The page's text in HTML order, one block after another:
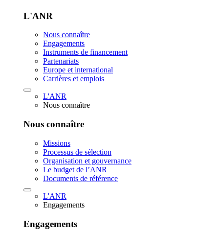
L'ANR
Nous connaître
Engagements
Instruments de financement
Partenariats
Europe et international
Carrières et emplois
L'ANR
Nous connaître
Nous connaître
Missions
Processus de sélection
Organisation et gouvernance
Le budget de l’ANR
Documents de référence
L'ANR
Engagements
Engagements